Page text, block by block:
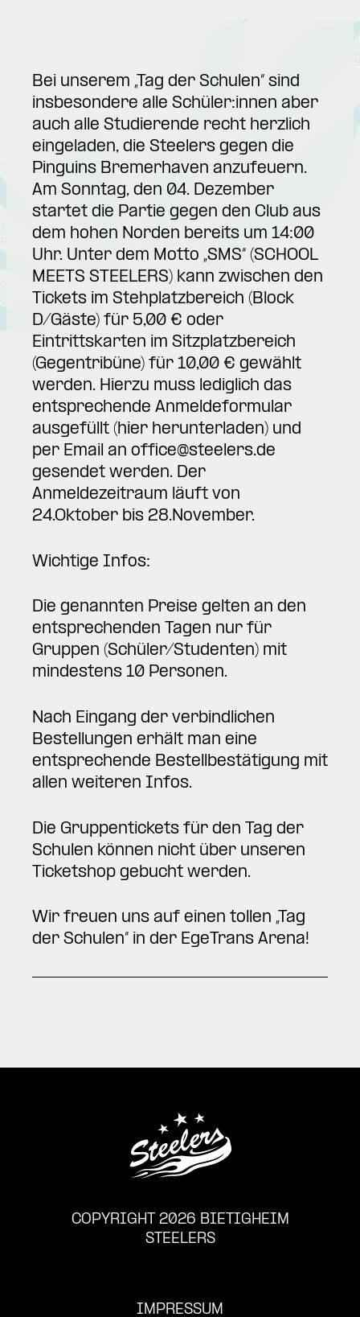
Bei unserem „Tag der Schulen“ sind
insbesondere alle Schüler:innen aber
auch alle Studierende recht herzlich
eingeladen, die Steelers gegen die
Pinguins Bremerhaven anzufeuern.
Am Sonntag, den 04. Dezember
startet die Partie gegen den Club aus
dem hohen Norden bereits um 14:00
Uhr. Unter dem Motto „SMS“ (SCHOOL
MEETS STEELERS) kann zwischen den
Tickets im Stehplatzbereich (Block
D/Gäste) für 5,00 € oder
Eintrittskarten im Sitzplatzbereich
(Gegentribüne) für 10,00 € gewählt
werden. Hierzu muss lediglich das
entsprechende Anmeldeformular
ausgefüllt (hier herunterladen) und
per Email an office@steelers.de
gesendet werden. Der
Anmeldezeitraum läuft von
24.Oktober bis 28.November.
Wichtige Infos:
Die genannten Preise gelten an den
entsprechenden Tagen nur für
Gruppen (Schüler/Studenten) mit
mindestens 10 Personen.
Nach Eingang der verbindlichen
Bestellungen erhält man eine
entsprechende Bestellbestätigung mit
allen weiteren Infos.
Die Gruppentickets für den Tag der
Schulen können nicht über unseren
Ticketshop gebucht werden.
Wir freuen uns auf einen tollen „Tag
der Schulen“ in der EgeTrans Arena!
COPYRIGHT 2026 BIETIGHEIM
STEELERS
IMPRESSUM